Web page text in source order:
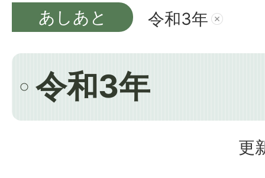
あしあと
令和3年
令和3年
更